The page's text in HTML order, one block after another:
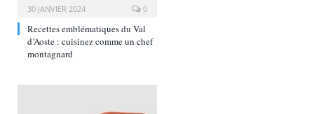
30 JANVIER 2024 0
Recettes emblématiques du Val
d’Aoste : cuisinez comme un chef
montagnard